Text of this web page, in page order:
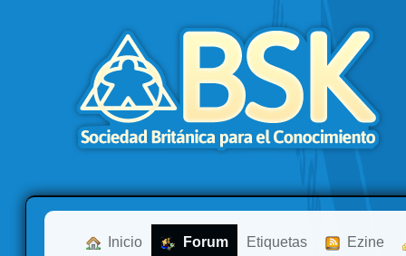
Inicio Forum Etiquetas Ezine